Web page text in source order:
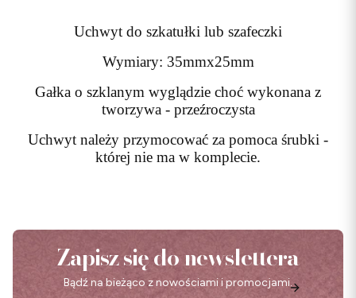
Uchwyt do szkatułki lub szafeczki
Wymiary: 35mmx25mm
Gałka o szklanym wyglądzie choć wykonana z
tworzywa - przeźroczysta
Uchwyt należy przymocować za pomoca śrubki -
której nie ma w komplecie.
Zapisz się do newslettera
Bądź na bieżąco z nowościami i promocjami.